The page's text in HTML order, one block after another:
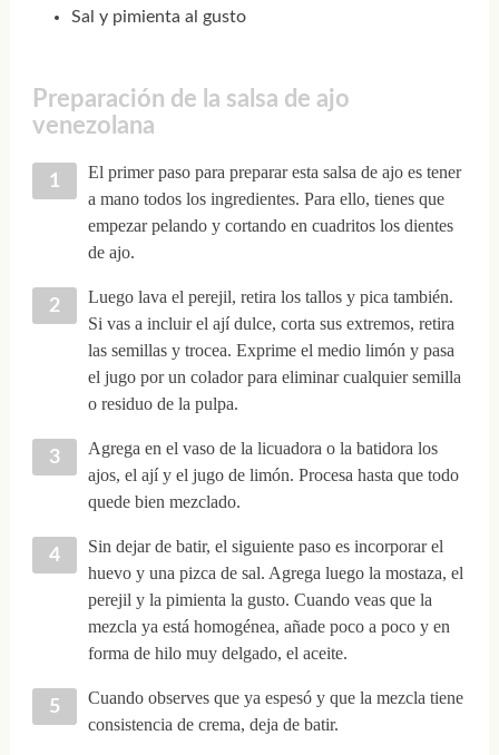
Sal y pimienta al gusto
Preparación de la salsa de ajo
venezolana
El primer paso para preparar esta salsa de ajo es tener
a mano todos los ingredientes. Para ello, tienes que
empezar pelando y cortando en cuadritos los dientes
de ajo.
Luego lava el perejil, retira los tallos y pica también.
Si vas a incluir el ají dulce, corta sus extremos, retira
las semillas y trocea. Exprime el medio limón y pasa
el jugo por un colador para eliminar cualquier semilla
o residuo de la pulpa.
Agrega en el vaso de la licuadora o la batidora los
ajos, el ají y el jugo de limón. Procesa hasta que todo
quede bien mezclado.
Sin dejar de batir, el siguiente paso es incorporar el
huevo y una pizca de sal. Agrega luego la mostaza, el
perejil y la pimienta la gusto. Cuando veas que la
mezcla ya está homogénea, añade poco a poco y en
forma de hilo muy delgado, el aceite.
Cuando observes que ya espesó y que la mezcla tiene
consistencia de crema, deja de batir.